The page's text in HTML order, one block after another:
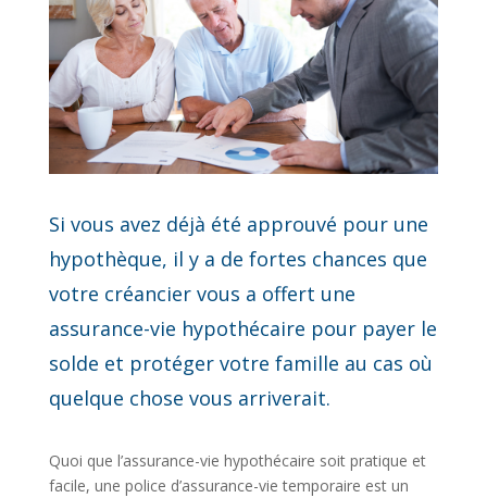
Si vous avez déjà été approuvé pour une
hypothèque, il y a de fortes chances que
votre créancier vous a offert une
assurance-vie hypothécaire pour payer le
solde et protéger votre famille au cas où
quelque chose vous arriverait.
Quoi que l’assurance-vie hypothécaire soit pratique et
facile, une police d’assurance-vie temporaire est un